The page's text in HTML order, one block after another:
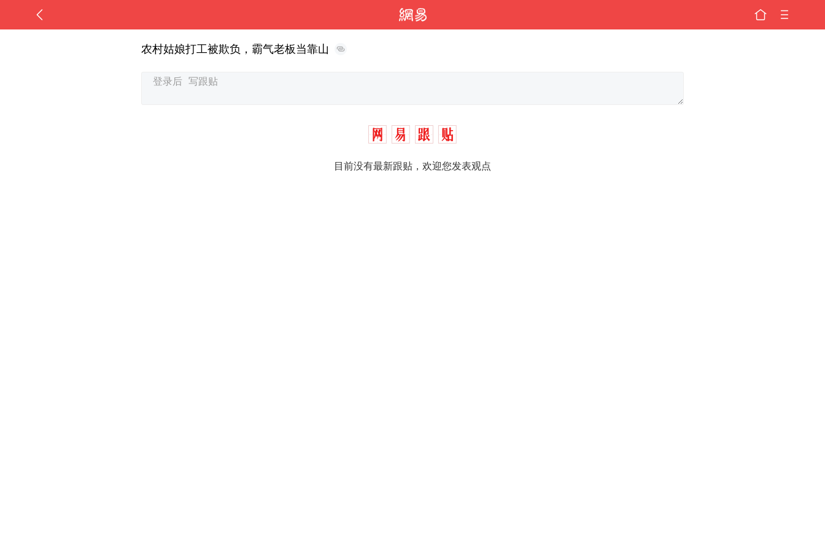
农村姑娘打工被欺负，霸气老板当靠山
目前没有最新跟贴，欢迎您发表观点